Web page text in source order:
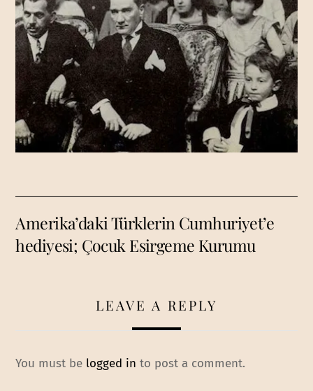
Amerika’daki Türklerin Cumhuriyet’e
hediyesi; Çocuk Esirgeme Kurumu
LEAVE A REPLY
You must be logged in to post a comment.